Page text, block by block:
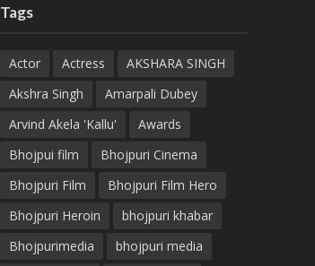
Tags
Actor Actress
AKSHARA SINGH
Akshra Singh
Amarpali Dubey
Arvind Akela 'Kallu'
Awards
Bhojpui film
Bhojpuri Cinema
Bhojpuri Film
Bhojpuri Film Hero
Bhojpuri Heroin
bhojpuri khabar
Bhojpurimedia
bhojpuri media